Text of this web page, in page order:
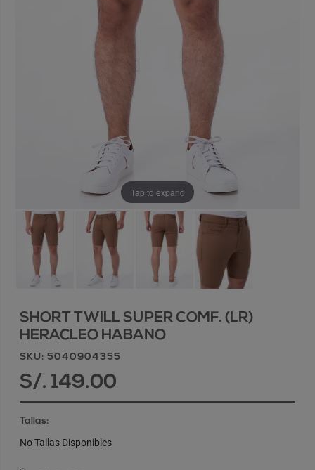
Tap to expand
SHORT TWILL SUPER COMF. (LR)
HERACLEO HABANO
SKU: 5040904355
S/. 149.00
Tallas:
No Tallas Disponibles